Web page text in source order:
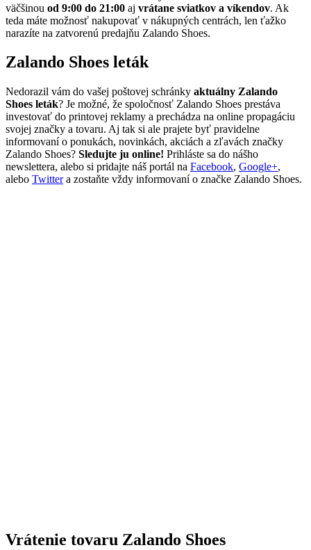
väčšinou od 9:00 do 21:00 aj vrátane sviatkov a víkendov. Ak
teda máte možnosť nakupovať v nákupných centrách, len ťažko
narazíte na zatvorenú predajňu Zalando Shoes.
Zalando Shoes leták
Nedorazil vám do vašej poštovej schránky aktuálny Zalando
Shoes leták? Je možné, že spoločnosť Zalando Shoes prestáva
investovať do printovej reklamy a prechádza na online propagáciu
svojej značky a tovaru. Aj tak si ale prajete byť pravidelne
informovaní o ponukách, novinkách, akciách a zľavách značky
Zalando Shoes? Sledujte ju online! Prihláste sa do nášho
newslettera, alebo si pridajte náš portál na Facebook, Google+,
alebo Twittera zostaňte vždy informovaní o značke Zalando Shoes.
Vrátenie tovaru Zalando Shoes